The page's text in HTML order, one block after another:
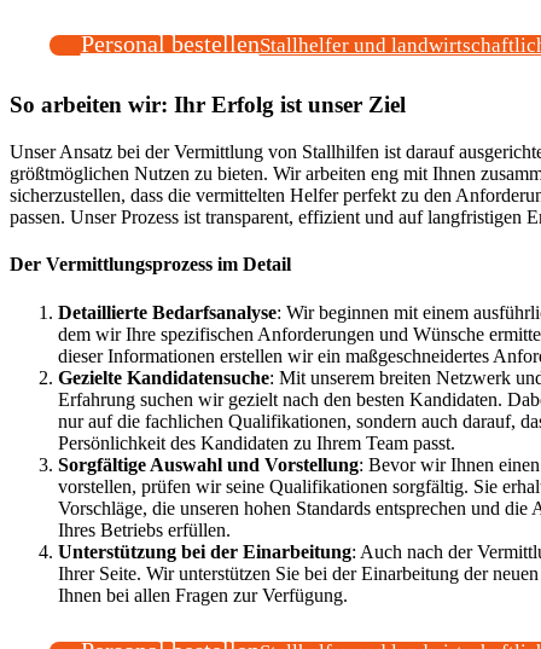
Personal bestellenStallhelfer und
So arbeiten wir: Ihr Erfolg ist unser Ziel
Unser Ansatz bei der Vermittlung von Stallhilfen ist darauf
größtmöglichen Nutzen zu bieten. Wir arbeiten eng mit Ihnen
sicherzustellen, dass die vermittelten Helfer perfekt zu den
passen. Unser Prozess ist transparent, effizient und auf langfristigen
Der Vermittlungsprozess im Detail
Detaillierte Bedarfsanalyse: Wir beginnen mit einem
dem wir Ihre spezifischen Anforderungen und Wünsche
dieser Informationen erstellen wir ein maßgeschneidertes
Gezielte Kandidatensuche: Mit unserem breiten Netzwerk
Erfahrung suchen wir gezielt nach den besten Kandidaten.
nur auf die fachlichen Qualifikationen, sondern auch darauf,
Persönlichkeit des Kandidaten zu Ihrem Team passt.
Sorgfältige Auswahl und Vorstellung: Bevor wir Ihnen
vorstellen, prüfen wir seine Qualifikationen sorgfältig. Sie
Vorschläge, die unseren hohen Standards entsprechen und die
Ihres Betriebs erfüllen.
Unterstützung bei der Einarbeitung: Auch nach der
Ihrer Seite. Wir unterstützen Sie bei der Einarbeitung der
Ihnen bei allen Fragen zur Verfügung.